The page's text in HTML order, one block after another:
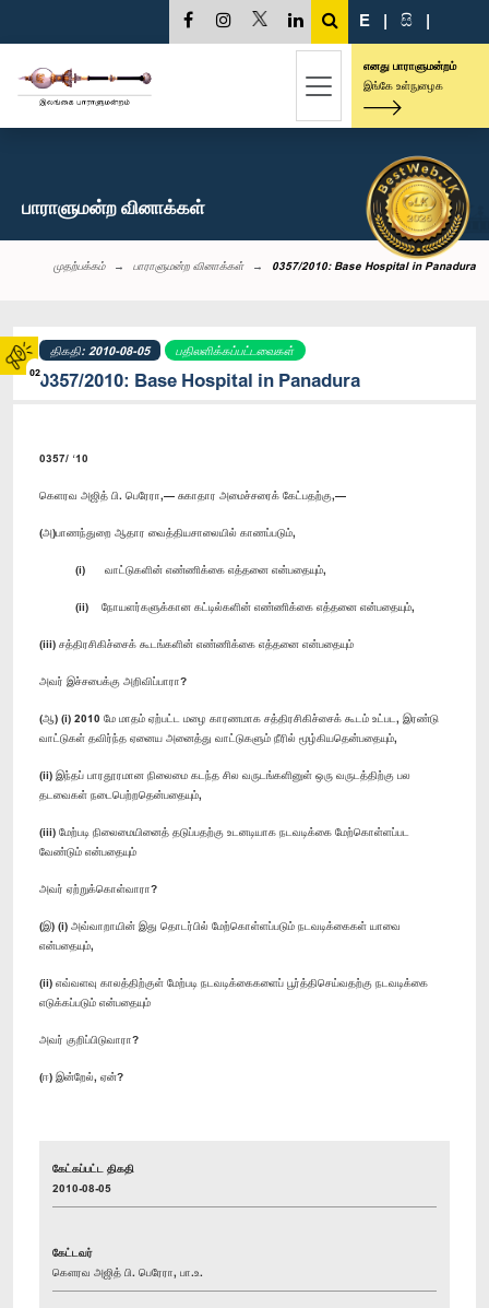
02
E | සි |
எனது பாராளுமன்றம்
இங்கே உள்நுழைக
பாராளுமன்ற வினாக்கள்
முதற்பக்கம் பாராளுமன்ற வினாக்கள் 0357/2010: Base Hospital in Panadura
திகதி: 2010-08-05 பதிலளிக்கப்பட்டவைகள்
0357/2010: Base Hospital in Panadura
0357/ ‘10
கெளரவ அஜித் பி. பெரேரா,— சுகாதார அமைச்சரைக் கேட்பதற்கு,—
(அ)பாணந்துறை ஆதார வைத்தியசாலையில் காணப்படும்,
(i) வாட்டுகளின் எண்ணிக்கை எத்தனை என்பதையும்,
(ii) நோயளர்களுக்கான கட்டில்களின் எண்ணிக்கை எத்தனை என்பதையும்,
(iii) சத்திரசிகிச்சைக் கூடங்களின் எண்ணிக்கை எத்தனை என்பதையும்
அவர் இச்சபைக்கு அறிவிப்பாரா?
(ஆ) (i) 2010 மே மாதம் ஏற்பட்ட மழை காரணமாக சத்திரசிகிச்சைக் கூடம் உட்பட, இரண்டு
வாட்டுகள் தவிர்ந்த ஏனைய அனைத்து வாட்டுகளும் நீரில் மூழ்கியதென்பதையும்,
(ii) இந்தப் பாரதூரமான நிலைமை கடந்த சில வருடங்களினுள் ஒரு வருடத்திற்கு பல
தடவைகள் நடைபெற்றதென்பதையும்,
(iii) மேற்படி நிலைமையினைத் தடுப்பதற்கு உடனடியாக நடவடிக்கை மேற்கொள்ளப்பட
வேண்டும் என்பதையும்
அவர் ஏற்றுக்கொள்வாரா?
(இ) (i) அவ்வாறாயின் இது தொடர்பில் மேற்கொள்ளப்படும் நடவடிக்கைகள் யாவை
என்பதையும்,
(ii) எவ்வளவு காலத்திற்குள் மேற்படி நடவடிக்கைகளைப் பூர்த்திசெய்வதற்கு நடவடிக்கை
எடுக்கப்படும் என்பதையும்
அவர் குறிப்பிடுவாரா?
(ஈ) இன்றேல், ஏன்?
கேட்கப்பட்ட திகதி
2010-08-05
கேட்டவர்
கௌரவ அஜித் பி. பெரேரா, பா.உ.